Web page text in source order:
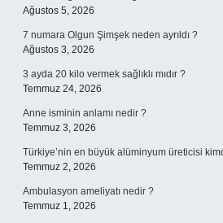
Ağustos 5, 2026
7 numara Olgun Şimşek neden ayrıldı ?
Ağustos 3, 2026
3 ayda 20 kilo vermek sağlıklı mıdır ?
Temmuz 24, 2026
Anne isminin anlamı nedir ?
Temmuz 3, 2026
Türkiye’nin en büyük alüminyum üreticisi
Temmuz 2, 2026
Ambulasyon ameliyatı nedir ?
Temmuz 1, 2026